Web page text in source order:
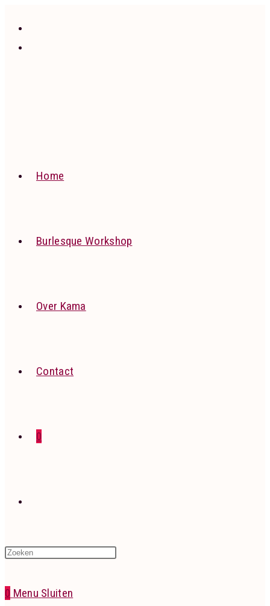
naar
inhoud
Home
Burlesque Workshop
Over Kama
Contact
0
Press
0 Menu Sluiten